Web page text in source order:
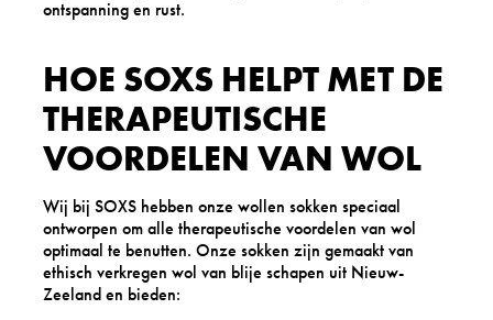
ontspanning en rust.
HOE SOXS HELPT MET DE
THERAPEUTISCHE
VOORDELEN VAN WOL
Wij bij SOXS hebben onze wollen sokken speciaal
ontworpen om alle therapeutische voordelen van wol
optimaal te benutten. Onze sokken zijn gemaakt van
ethisch verkregen wol van blije schapen uit Nieuw-
Zeeland en bieden: